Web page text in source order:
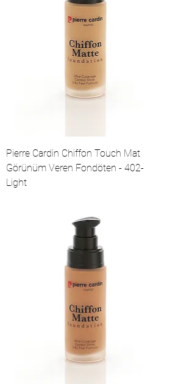
Pierre Cardin Chiffon Touch Mat
Görünüm Veren Fondöten - 402-
Light